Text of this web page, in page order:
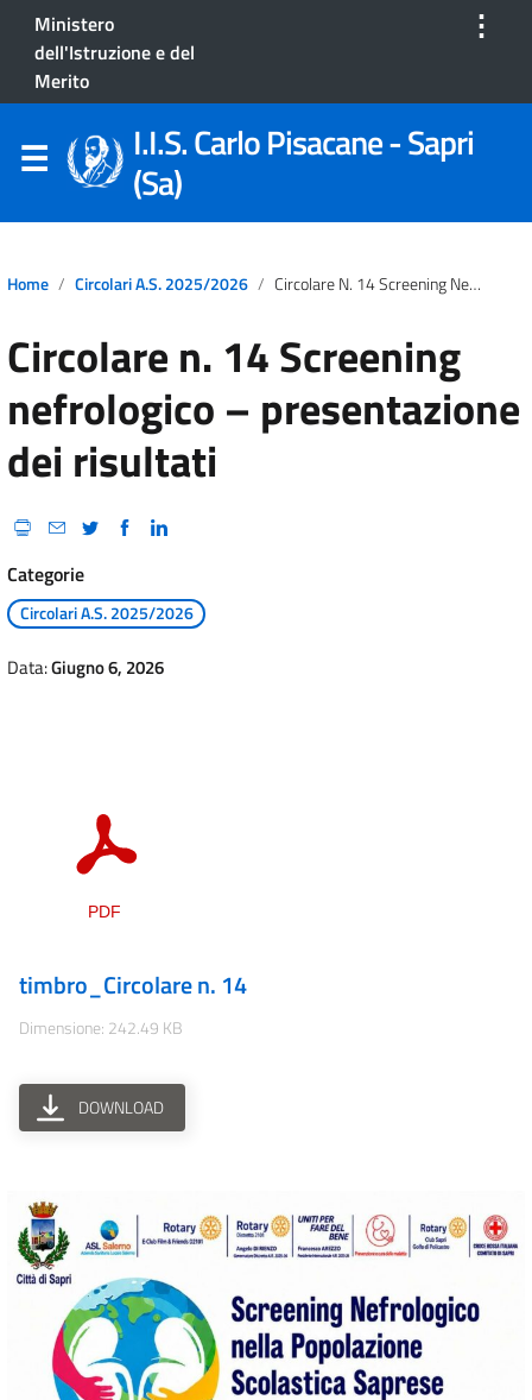
Ministero
dell'Istruzione e del
Merito
⋮
I.I.S. Carlo Pisacane - Sapri
(Sa)
Home Circolari A.S. 2025/2026 Circolare N. 14 Screening Nefrologico – Presentazione Dei Risultati
Circolare n. 14 Screening
nefrologico – presentazione
dei risultati
Categorie
Circolari A.S. 2025/2026
Data:Giugno 6, 2026
timbro_Circolare n. 14
Dimensione: 242.49 KB
DOWNLOAD